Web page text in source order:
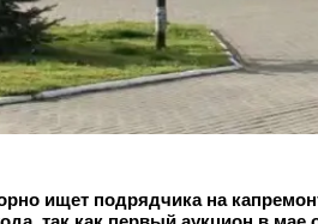
ищет подрядчика на